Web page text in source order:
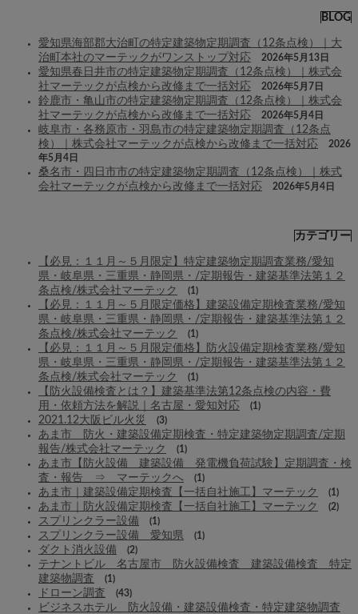
BLOG
愛知県海部郡大治町の特定建築物定期調査（12条点検）｜大
治町本社のマーテックがワンストップ対応
2026年5月13日
愛知県春日井市の特定建築物定期調査（12条点検）｜株式会
社マーテックが点検から改修まで一括対応
2026年5月7日
鈴鹿市・亀山市の特定建築物定期調査（12条点検）｜株式会
社マーテックが点検から改修まで一括対応
2026年5月4日
岐阜市・各務原市・羽島市の特定建築物定期調査（12条点
検）｜株式会社マーテックが点検から改修まで一括対応
2026
年5月4日
桑名市・四日市市の特定建築物定期調査（12条点検）｜株式
会社マーテックが点検から改修まで一括対応
2026年5月4日
カテゴリー
【必見：１１月～５月限定】特定建築物定期調査業務/愛知
県・岐阜県・三重県・静岡県・/定期報告・建築基準法第１２
条点検/株式会社マーテック
(1)
【必見：１１月～５月限定価格】建築設備定期検査業務/愛知
県・岐阜県・三重県・静岡県・/定期報告・建築基準法第１２
条点検/株式会社マーテック
(1)
【必見：１１月～５月限定価格】防火設備定期検査業務/愛知
県・岐阜県・三重県・静岡県・/定期報告・建築基準法第１２
条点検/株式会社マーテック
(1)
【防火設備検査とは？】建築基準法第12条点検の内容・費
用・依頼方法を解説｜名古屋・愛知対応
(1)
2021.12大阪ビル火災 (3)
あま市 防火・建築設備定期検査・特定建築物定期調査/定期
報告/株式会社マーテック
(1)
あま市【防火設備 建築設備 発電機負荷試験】定期調査・検
査・報告 ⇒ マーテックへ
(1)
あま市｜建築設備定期検査【一括自社施工】マーテック (1)
あま市｜防火設備定期検査【一括自社施工】マーテック (2)
スプリンクラー設備 (1)
スプリンクラー設備 愛知県 (1)
ダクト消火設備 (2)
テナントビル 名古屋市 防火設備検査 建築設備検査 特定
建築物調査
(1)
ドローン調査 (43)
ビジネスホテル 防火設備・建築設備検査・特定建築物調査